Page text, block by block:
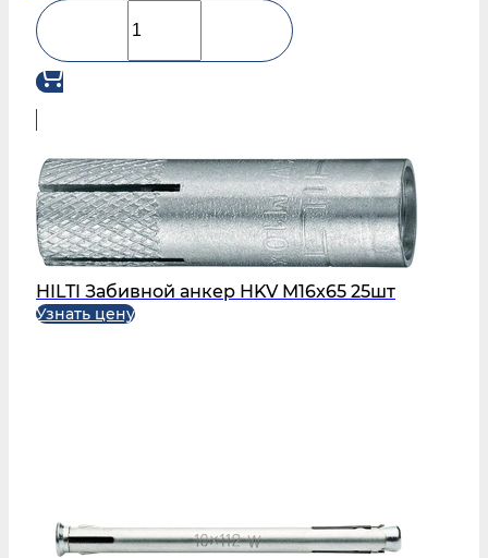
HILTI Забивной анкер HKV M16x65 25шт
Узнать цену